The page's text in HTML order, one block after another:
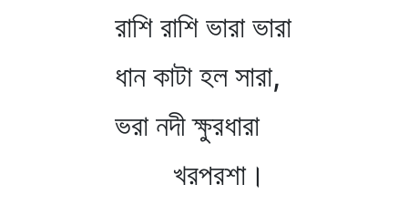
রাশি রাশি ভারা ভারা
ধান কাটা হল সারা,
ভরা নদী ক্ষুরধারা
খরপরশা।